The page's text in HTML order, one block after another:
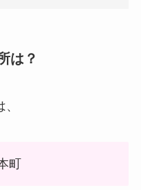
は？
町